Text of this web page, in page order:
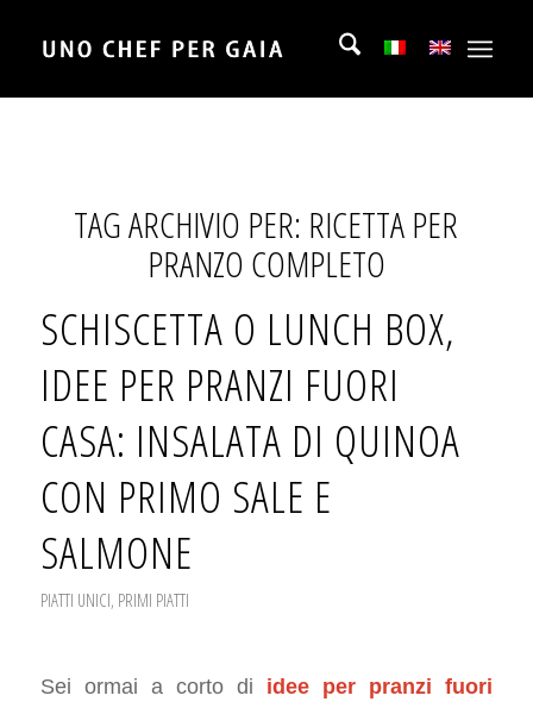
TAG ARCHIVIO PER: RICETTA PER
PRANZO COMPLETO
SCHISCETTA O LUNCH BOX,
IDEE PER PRANZI FUORI
CASA: INSALATA DI QUINOA
CON PRIMO SALE E
SALMONE
PIATTI UNICI, PRIMI PIATTI
Sei ormai a corto di idee per pranzi fuori